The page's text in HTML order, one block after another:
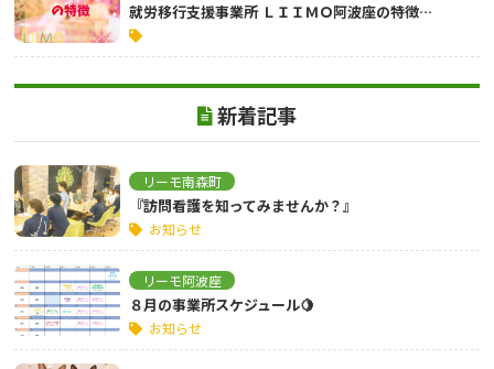
就労移行支援事業所 ＬＩＩＭＯ阿波座の特徴…
新着記事
リーモ南森町
『訪問看護を知ってみませんか？』
お知らせ
リーモ阿波座
８月の事業所スケジュール🍋
お知らせ